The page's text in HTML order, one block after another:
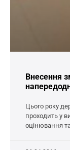
Внесення
Цього року
проходить у
оцінювання